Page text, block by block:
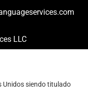
HACER PEDIDO
LLC
Unidos siendo titulado